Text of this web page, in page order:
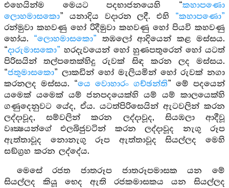
එහෙයින්ම මෙයට පදභාජනයෙහි “කහාපණො
ලොහමාසකො” යනාදිය වදාරන ලදී. එහි “කහාපණො”
රන්මුවා කහවණු හෝ රිදීමුවා කහවණු හෝ පියවි කහවණු
හෝය. “ලොහමාසකො” තඹලෝ ආදියෙන් කළ මස්සය.
“දාරුමාසකො” හරදැවයෙන් හෝ හුණපතුරෙන් හෝ යටත්
පිරිසයින් තල්පතෙක්හිදු රුවක් සිඳ කරන ලද මස්සය.
“ජතුමාසකො” ලාකඩින් හෝ මැලියමින් හෝ රුවක් නගා
කරනලද මස්සය. “යෙ වොහාරං ගච්ඡන්ති” මේ පදයෙන්
යමෙක් යමෙක් යම් ජනපදයෙක්හි යම් යම් කාලයෙක්හි
ගණුදෙනුවට යේද, ඒය. යටත්පිරිසෙයින් ඇටවලින් කරන
ලද්දාවූද, සම්වලින් කරන ලද්දාවූද, සියඹලා ආදීවූ
වෘක්‍ෂයන්ගේ එලබිජුවටින් කරන ලද්දාවූද නැගු රූප
ඇත්තාවූද නොනැගු රූප ඇත්තාවූද සියල්ලද මෙහි
සඞ්ග්‍රහ කරන ලද්දේය.
මෙසේ රජත ජාතරූප ජාතරූපමාසක යන මේ
සියල්ලද කියූ භෙද ඇති රජකමාසකය යන සියල්ලද